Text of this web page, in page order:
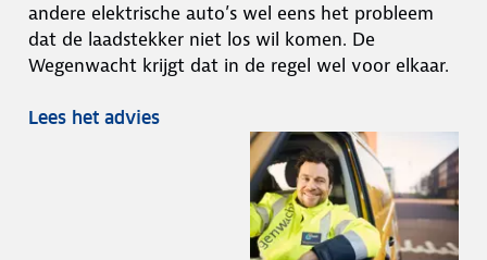
andere elektrische auto’s wel eens het probleem
dat de laadstekker niet los wil komen. De
Wegenwacht krijgt dat in de regel wel voor elkaar.
Lees het advies